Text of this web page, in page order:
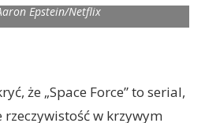
Epstein/Netflix
że „Space Force” to serial,
w krzywym